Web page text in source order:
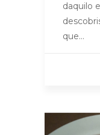
daquilo
que…